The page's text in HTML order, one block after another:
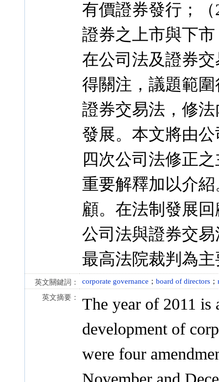
有價證券發行；
證券之上市與下
在公司法及證券
得關注，議題範
證券交易法，修
發展。本文將由
四次公司法修正
重要解釋加以介
顧。在法制發展
公司法與證券交
最高法院裁判為
英文關鍵詞： corporate governance ； board of directors ；
英文摘要：
The year of 2011 is
development of
were four